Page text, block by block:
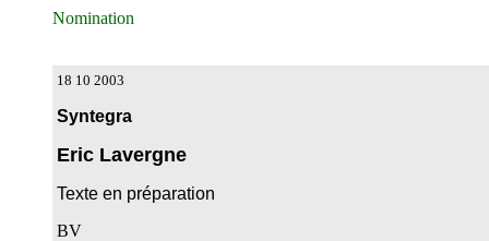
Nomination
18 10 2003
Syntegra
Eric Lavergne
Texte en préparation
BV